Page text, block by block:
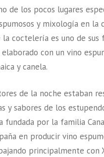
de los pocos lugares
y mixología en la
la coctelería es uno de
con un vino
y canela.
de la noche estaban
y sabores de los
fundada por la familia
en producir vino
principalmente con